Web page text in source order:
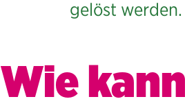
gelöst
Wie